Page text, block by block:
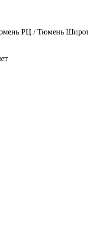
РЦ / Тюмень